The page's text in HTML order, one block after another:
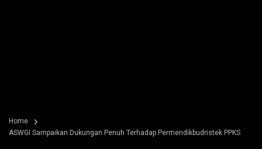
Home
ASWGI Sampaikan Dukungan Penuh Terhadap Permendikbudristek PPKS